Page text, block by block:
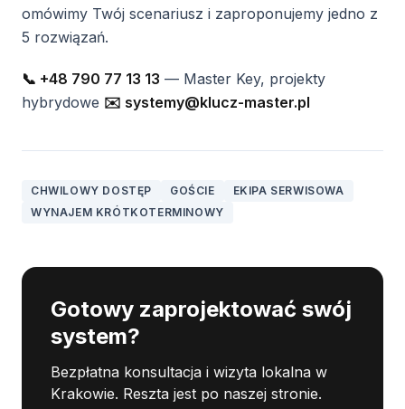
omówimy Twój scenariusz i zaproponujemy jedno z
5 rozwiązań.
📞 +48 790 77 13 13 — Master Key, projekty
hybrydowe ✉️ systemy@klucz-master.pl
CHWILOWY DOSTĘP GOŚCIE
EKIPA SERWISOWA
WYNAJEM KRÓTKOTERMINOWY
Gotowy zaprojektować swój
system?
Bezpłatna konsultacja i wizyta lokalna w
Krakowie. Reszta jest po naszej stronie.